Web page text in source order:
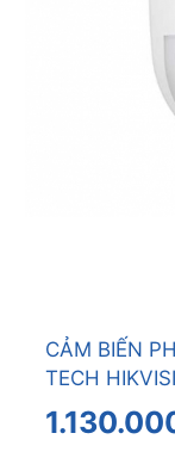
CẢM BIẾN
TECH